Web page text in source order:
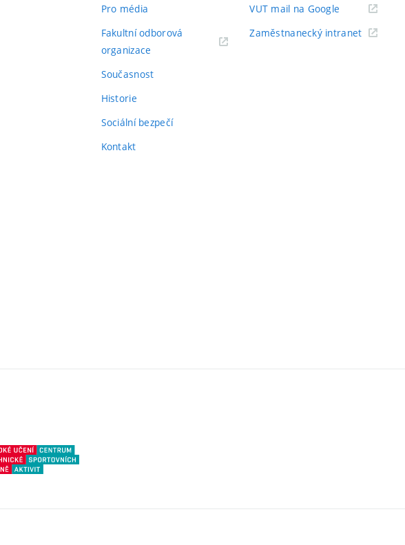
Pro média
Fakultní odborová
organizace
Současnost
Historie
Sociální bezpečí
Kontakt
VUT mail na Google (externí
Zaměstnanecký intranet(externí